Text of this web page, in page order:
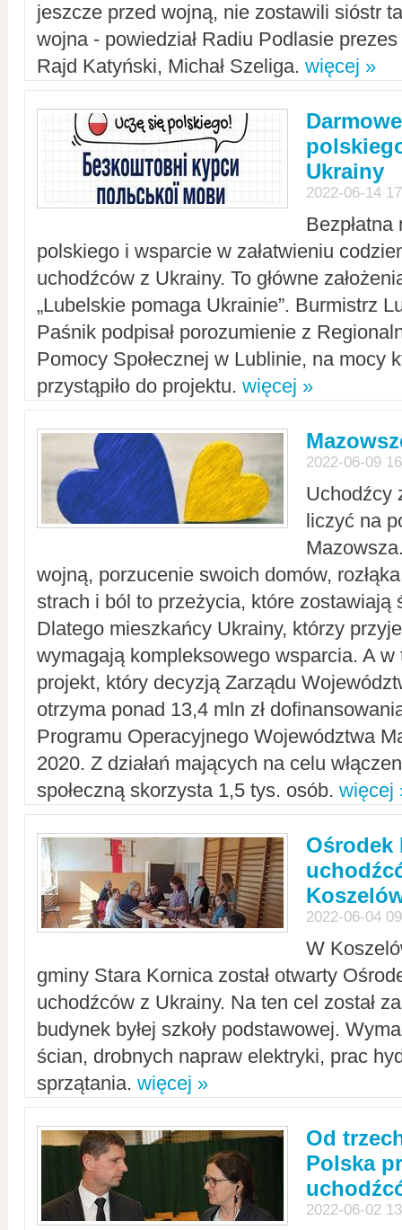
jeszcze przed wojną, nie zostawili sióstr
wojna - powiedział Radiu Podlasie
Rajd Katyński, Michał Szeliga. więcej »
Ukrainy
2022-06-14
polskiego i wsparcie w załatwieniu
uchodźców z Ukrainy. To główne
„Lubelskie pomaga Ukrainie”. Burmistrz
Paśnik podpisał porozumienie z
Pomocy Społecznej w Lublinie, na mocy
przystąpiło do projektu. więcej »
2022-06-09
Uchodźcy
liczyć na
wojną, porzucenie swoich domów,
strach i ból to przeżycia, które zostawiają
Dlatego mieszkańcy Ukrainy, którzy
wymagają kompleksowego wsparcia. A w
projekt, który decyzją Zarządu
otrzyma ponad 13,4 mln zł
Programu Operacyjnego Województwa
2020. Z działań mających na celu
społeczną skorzysta 1,5 tys. osób. więcej
Ośrodek
2022-06-04
W
gminy Stara Kornica został otwarty
uchodźców z Ukrainy. Na ten cel został
budynek byłej szkoły podstawowej.
ścian, drobnych napraw elektryki, prac
sprzątania. więcej »
Od
Polska
2022-06-02